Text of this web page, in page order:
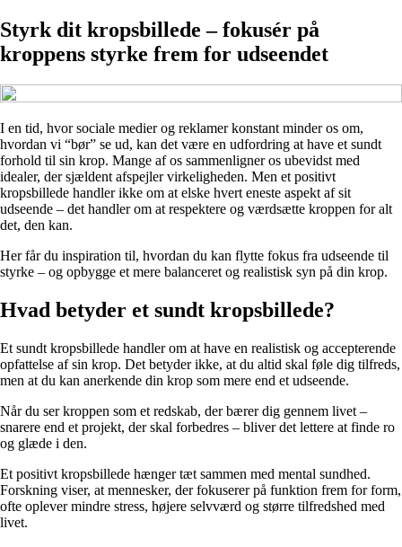
Styrk dit kropsbillede – fokusér på
kroppens styrke frem for udseendet
I en tid, hvor sociale medier og reklamer konstant minder os om,
hvordan vi “bør” se ud, kan det være en udfordring at have et sundt
forhold til sin krop. Mange af os sammenligner os ubevidst med
idealer, der sjældent afspejler virkeligheden. Men et positivt
kropsbillede handler ikke om at elske hvert eneste aspekt af sit
udseende – det handler om at respektere og værdsætte kroppen for alt
det, den kan.
Her får du inspiration til, hvordan du kan flytte fokus fra udseende til
styrke – og opbygge et mere balanceret og realistisk syn på din krop.
Hvad betyder et sundt kropsbillede?
Et sundt kropsbillede handler om at have en realistisk og accepterende
opfattelse af sin krop. Det betyder ikke, at du altid skal føle dig tilfreds,
men at du kan anerkende din krop som mere end et udseende.
Når du ser kroppen som et redskab, der bærer dig gennem livet –
snarere end et projekt, der skal forbedres – bliver det lettere at finde ro
og glæde i den.
Et positivt kropsbillede hænger tæt sammen med mental sundhed.
Forskning viser, at mennesker, der fokuserer på funktion frem for form,
ofte oplever mindre stress, højere selvværd og større tilfredshed med
livet.